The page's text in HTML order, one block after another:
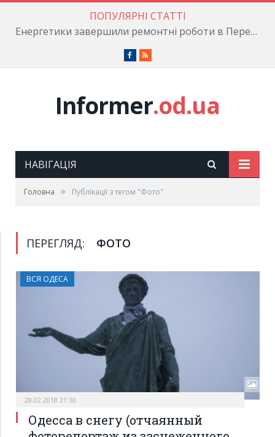
ПОПУЛЯРНІ СТАТТІ
Енергетики завершили ремонтні роботи в Пересипському районі
Facebook
RSS
Informer.od.ua
НАВІГАЦІЯ
Головна » Публікації з тегом "Фото"
ПЕРЕГЛЯД: ФОТО
ВСЯ ОДЕСА
28.02.2018 21:30
Одесса в снегу (отчаянный